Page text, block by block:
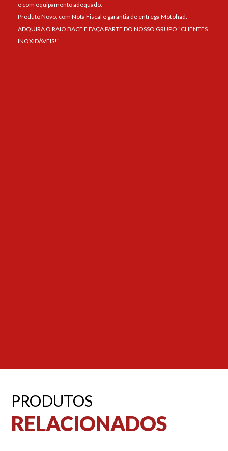
e com equipamento adequado.
Produto Novo, com Nota Fiscal e garantia de entrega Motohad.
ADQUIRA O RAIO BACE E FAÇA PARTE DO NOSSO GRUPO "CLIENTES
INOXIDÁVEIS!"
PRODUTOS
RELACIONADOS